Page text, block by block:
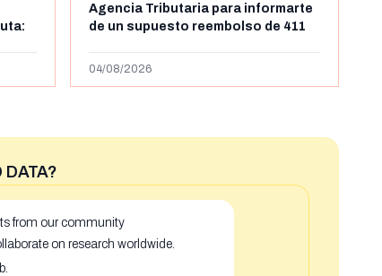
Agencia Tributaria para informarte
de un supuesto reembolso de 411
04/08/2026
DATA?
from our community
on research worldwide.